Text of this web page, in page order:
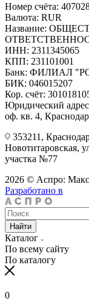
Номер счёта:
Валюта: RUR
Название:
ИНН: 2311345065
КПП: 231101001
Банк: ФИЛИАЛ
БИК: 046015207
Кор. счёт:
Юридический
оф. кв. 4,
353211,
Новотитаровская,
участка №77
2026 © Аспро:
Разработано в
Найти
Каталог
По всему сайту
По каталогу
0